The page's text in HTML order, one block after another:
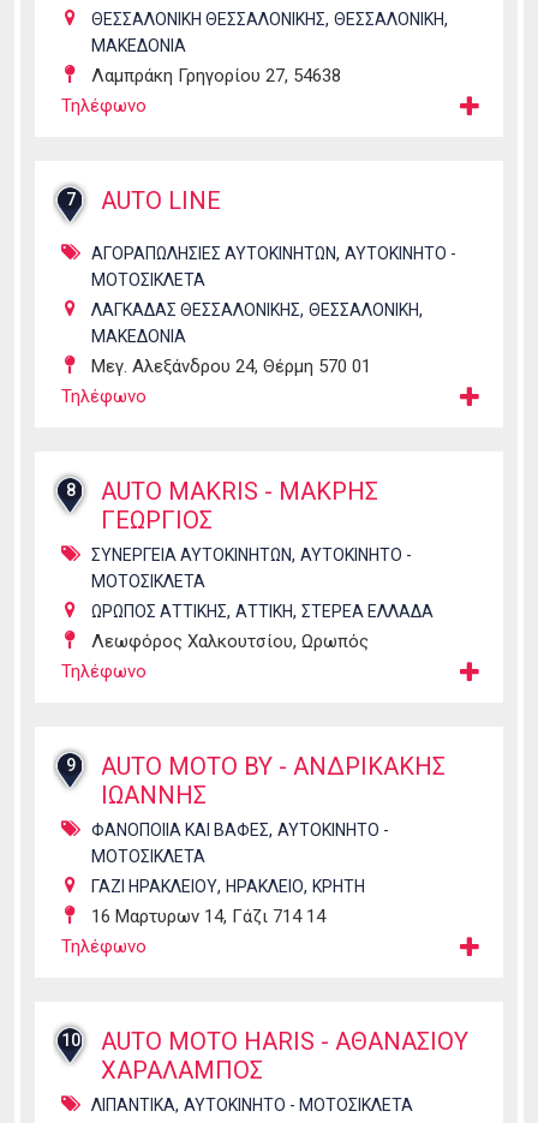
ΘΕΣΣΑΛΟΝΙΚΗ ΘΕΣΣΑΛΟΝΙΚΗΣ, ΘΕΣΣΑΛΟΝΙΚΗ,
ΜΑΚΕΔΟΝΙΑ
Λαμπράκη Γρηγορίου 27, 54638
Τηλέφωνο
7 AUTO LINE
ΑΓΟΡΑΠΩΛΗΣΙΕΣ ΑΥΤΟΚΙΝΗΤΩΝ, ΑΥΤΟΚΙΝΗΤΟ -
ΜΟΤΟΣΙΚΛΕΤΑ
ΛΑΓΚΑΔΑΣ ΘΕΣΣΑΛΟΝΙΚΗΣ, ΘΕΣΣΑΛΟΝΙΚΗ,
ΜΑΚΕΔΟΝΙΑ
Μεγ. Αλεξάνδρου 24, Θέρμη 570 01
Τηλέφωνο
8
AUTO MAKRIS - ΜΑΚΡΗΣ
ΓΕΩΡΓΙΟΣ
ΣΥΝΕΡΓΕΙΑ ΑΥΤΟΚΙΝΗΤΩΝ, ΑΥΤΟΚΙΝΗΤΟ -
ΜΟΤΟΣΙΚΛΕΤΑ
ΩΡΩΠΟΣ ΑΤΤΙΚΗΣ, ΑΤΤΙΚΗ, ΣΤΕΡΕΑ ΕΛΛΑΔΑ
Λεωφόρος Χαλκουτσίου, Ωρωπός
Τηλέφωνο
9
AUTO MOTO BY - ΑΝΔΡΙΚΑΚΗΣ
ΙΩΑΝΝΗΣ
ΦΑΝΟΠΟΙΙΑ ΚΑΙ ΒΑΦΕΣ, ΑΥΤΟΚΙΝΗΤΟ -
ΜΟΤΟΣΙΚΛΕΤΑ
ΓΑΖΙ ΗΡΑΚΛΕΙΟΥ, ΗΡΑΚΛΕΙΟ, ΚΡΗΤΗ
16 Μαρτυρων 14, Γάζι 714 14
Τηλέφωνο
10
AUTO MOTO HARIS - ΑΘΑΝΑΣΙΟΥ
ΧΑΡΑΛΑΜΠΟΣ
ΛΙΠΑΝΤΙΚΑ, ΑΥΤΟΚΙΝΗΤΟ - ΜΟΤΟΣΙΚΛΕΤΑ